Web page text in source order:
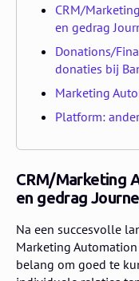
CRM/
en gedrag
Donations/
donaties bij
Marketing
Platform:
CRM/Marketing
en gedrag
Na een succesvolle
Marketing
belang om goed te